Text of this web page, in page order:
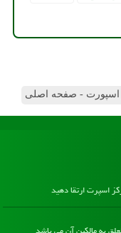
اسپورت - صفحه اصلی
اسپرت ارتقا دهید